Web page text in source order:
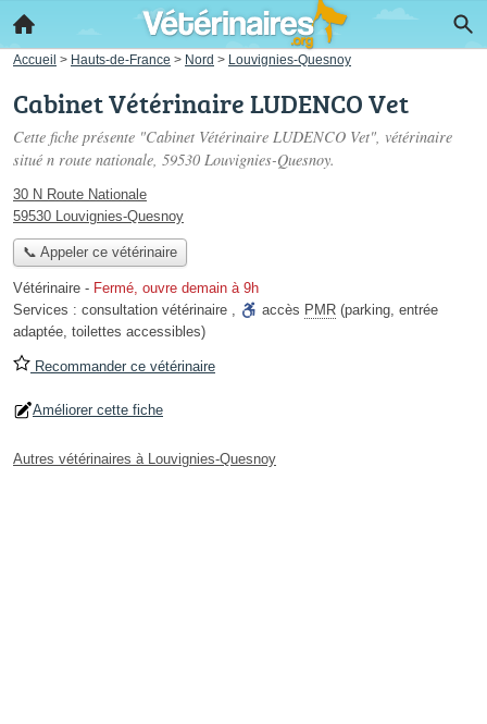
Accueil > Hauts-de-France > Nord > Louvignies-Quesnoy
Cabinet Vétérinaire LUDENCO Vet
Cette fiche présente "Cabinet Vétérinaire LUDENCO Vet", vétérinaire
situé n route nationale, 59530 Louvignies-Quesnoy.
30 N Route Nationale
59530 Louvignies-Quesnoy
📞 Appeler ce vétérinaire
Vétérinaire - Fermé, ouvre demain à 9h
Services : consultation vétérinaire , accès PMR (parking, entrée
adaptée, toilettes accessibles)
Recommander ce vétérinaire
Améliorer cette fiche
Autres vétérinaires à Louvignies-Quesnoy